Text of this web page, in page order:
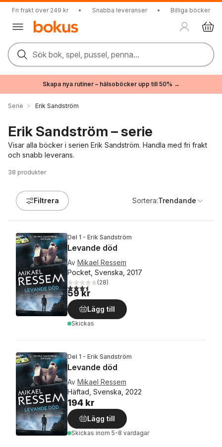
Fri frakt över 249 kr • Snabba leveranser • Billiga böcker
Sök bok, spel, pussel, penna...
Skapa nya rutiner – hälsoböcker upp till 50% →
Serie Erik Sandström
Erik Sandström – serie
Visar alla böcker i serien Erik Sandström. Handla med fri frakt
och snabb leverans.
38 produkter
Filtrera Sortera:Trendande
Del 1 - Erik Sandström
Levande död
Av Mikael Ressem
Pocket, Svenska, 2017
3,5utav 5 stjärnor. Totalt antal röster:
(28)
59 kr
Lägg till
Skickas
Del 1 - Erik Sandström
Levande död
Av Mikael Ressem
Häftad, Svenska, 2022
194 kr
Lägg till
Skickas inom 5-8 vardagar